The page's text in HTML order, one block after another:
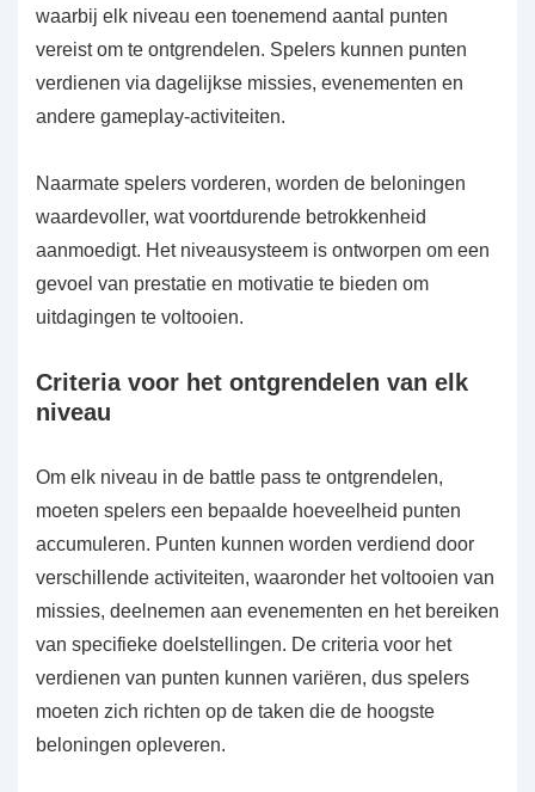
waarbij elk niveau een toenemend aantal punten
vereist om te ontgrendelen. Spelers kunnen punten
verdienen via dagelijkse missies, evenementen en
andere gameplay-activiteiten.
Naarmate spelers vorderen, worden de beloningen
waardevoller, wat voortdurende betrokkenheid
aanmoedigt. Het niveausysteem is ontworpen om een
gevoel van prestatie en motivatie te bieden om
uitdagingen te voltooien.
Criteria voor het ontgrendelen van elk
niveau
Om elk niveau in de battle pass te ontgrendelen,
moeten spelers een bepaalde hoeveelheid punten
accumuleren. Punten kunnen worden verdiend door
verschillende activiteiten, waaronder het voltooien van
missies, deelnemen aan evenementen en het bereiken
van specifieke doelstellingen. De criteria voor het
verdienen van punten kunnen variëren, dus spelers
moeten zich richten op de taken die de hoogste
beloningen opleveren.